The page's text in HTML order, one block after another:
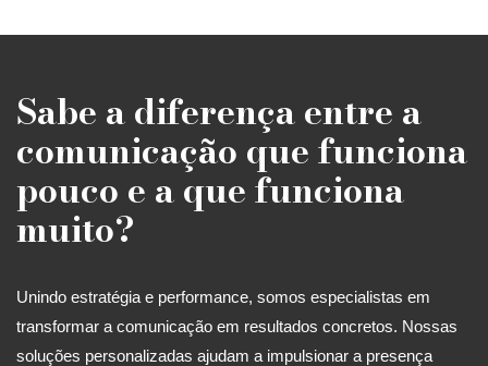
Sabe a diferença entre a
comunicação que funciona
pouco e a que funciona
muito?
Unindo estratégia e performance, somos especialistas em
transformar a comunicação em resultados concretos. Nossas
soluções personalizadas ajudam a impulsionar a presença